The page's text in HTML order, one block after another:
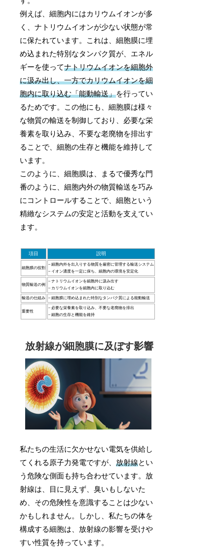
例えば、細胞内にはカリウムイオンが多
く、ナトリウムイオンが少ない状態が常
に保たれています。これは、細胞膜に埋
め込まれた特別なタンパク質が、エネル
ギーを使ってナトリウムイオンを細胞外
に汲み出し、一方でカリウムイオンを細
胞内に取り込む「能動輸送」を行ってい
るためです。この他にも、細胞膜は様々
な物質の輸送を制御しており、必要な栄
養素を取り込み、不要な老廃物を排出す
ることで、細胞の生存と機能を維持して
います。
このように、細胞膜は、まるで優秀な門
番のように、細胞内外の物質輸送を巧み
にコントロールすることで、細胞という
精緻なシステムの安定と活動を支えてい
ます。
項目 説明
細胞膜の役割
– 細胞内外を出入りする物質を厳密に管理する輸送システム
– イオン濃度を一定に保ち、細胞内の環境を安定化
物質輸送の例
– ナトリウムイオンを細胞外に汲み出す
– カリウムイオンを細胞内に取り込む
輸送の仕組み – 細胞膜に埋め込まれた特別なタンパク質による能動輸送
重要性
– 必要な栄養素を取り込み、不要な老廃物を排出
– 細胞の生存と機能を維持
放射線が細胞膜に及ぼす影響
私たちの生活に欠かせない電気を供給し
てくれる原子力発電ですが、放射線とい
う危険な側面も持ち合わせています。放
射線は、目に見えず、臭いもしないた
め、その危険性を意識することは少ない
かもしれません。しかし、私たちの体を
構成する細胞は、放射線の影響を受けや
すい性質を持っています。